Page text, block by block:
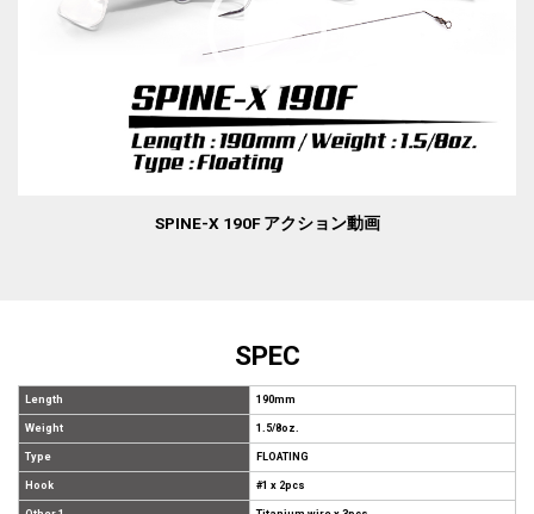
SPINE-X 190F アクション動画
SPEC
Length 190mm
Weight 1.5/8oz.
Type FLOATING
Hook #1 x 2pcs